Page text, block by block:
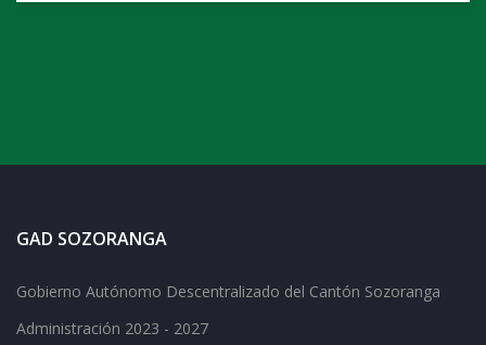
GAD SOZORANGA
Gobierno Autónomo Descentralizado del Cantón Sozoranga
Administración 2023 - 2027